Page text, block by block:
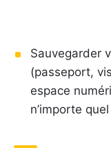
Sauvegarder
(passeport,
espace
n’importe